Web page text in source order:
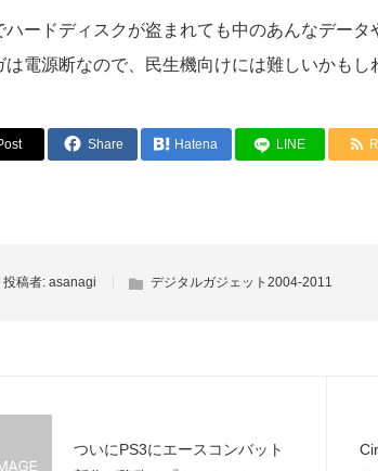
ハードディスクが盗まれても中のあんなデータ
は電源断なので、民生機向けには難しいかもし
Share Hatena LINE
投稿者: asanagi デジタルガジェット2004-2011
ついにPS3にエースコンバット